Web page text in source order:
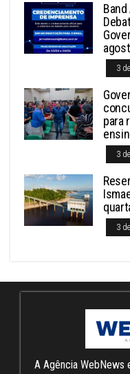
3
para
3
3
A Agência WebNews